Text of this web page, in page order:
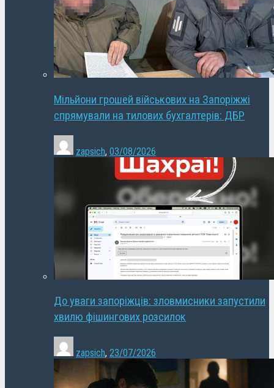
Мільйони грошей військових на Запоріжжі
спрямували на тилових бухгалтерів: ДБР
zapsich, 03/08/2026
До уваги запоріжців: зловмисники запустили
хвилю фішингових розсилок
zapsich, 23/07/2026